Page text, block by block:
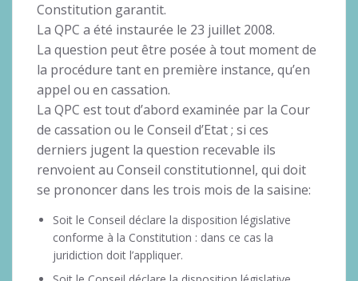
Constitution garantit.
La QPC a été instaurée le 23 juillet 2008.
La question peut être posée à tout moment de
la procédure tant en première instance, qu’en
appel ou en cassation.
La QPC est tout d’abord examinée par la Cour
de cassation ou le Conseil d’Etat ; si ces
derniers jugent la question recevable ils
renvoient au Conseil constitutionnel, qui doit
se prononcer dans les trois mois de la saisine:
Soit le Conseil déclare la disposition législative
conforme à la Constitution : dans ce cas la
juridiction doit l’appliquer.